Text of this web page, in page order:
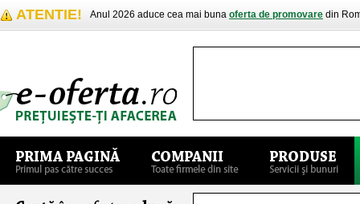
ATENTIE! Anul 2026 aduce cea mai buna oferta de promovare din